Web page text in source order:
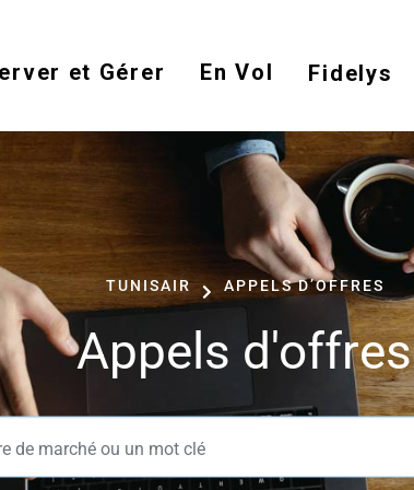
main
et Gérer En Vol Fidelys
TUNISAIR APPELS D’OFFRES
Appels d'offres